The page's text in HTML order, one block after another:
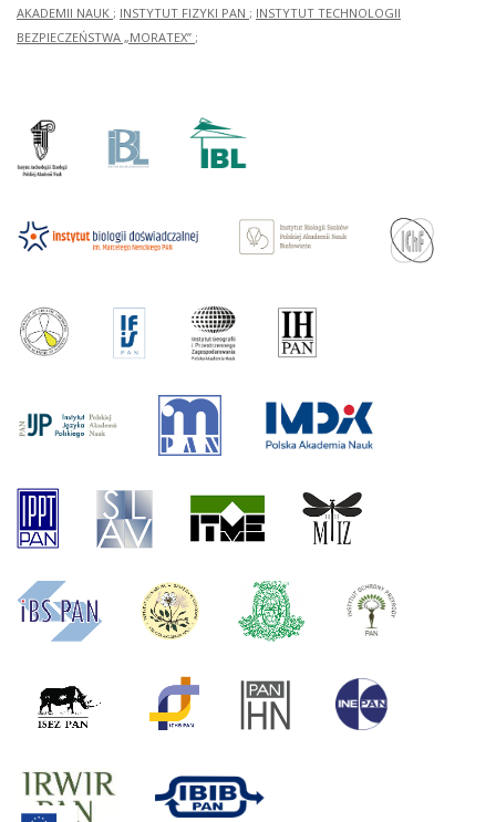
AKADEMII NAUK ; INSTYTUT FIZYKI PAN ; INSTYTUT TECHNOLOGII
BEZPIECZEŃSTWA „MORATEX” ;